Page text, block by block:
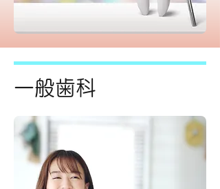
一般歯科